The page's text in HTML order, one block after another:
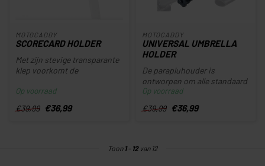
MOTOCADDY
SCORECARD HOLDER
Met zijn stevige transparante
klep voorkomt de
scorekaar...
Op voorraad
€39,99 €36,99
MOTOCADDY
UNIVERSAL UMBRELLA
HOLDER
De parapluhouder is
ontworpen om alle standaard
golfparaplu's in elke gewenste
Op voorraad
€39,99 €36,99
Toon 1- 12van 12